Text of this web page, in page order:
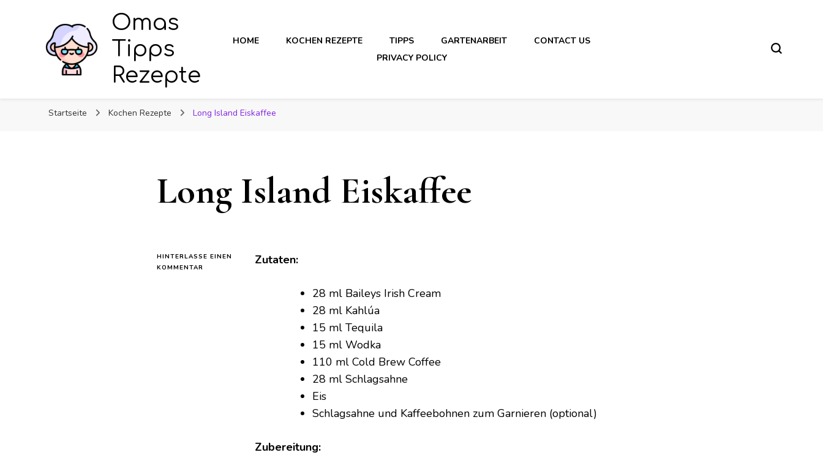
Omas
Tipps
Rezepte
HOME KOCHEN REZEPTE TIPPS GARTENARBEIT
CONTACT US
PRIVACY POLICY
Startseite Kochen Rezepte Long Island Eiskaffee
Long Island Eiskaffee
HINTERLASSE EINEN
KOMMENTAR
Zutaten:
28 ml Baileys Irish Cream
28 ml Kahlúa
15 ml Tequila
15 ml Wodka
110 ml Cold Brew Coffee
28 ml Schlagsahne
Eis
Schlagsahne und Kaffeebohnen zum Garnieren (optional)
Zubereitung: